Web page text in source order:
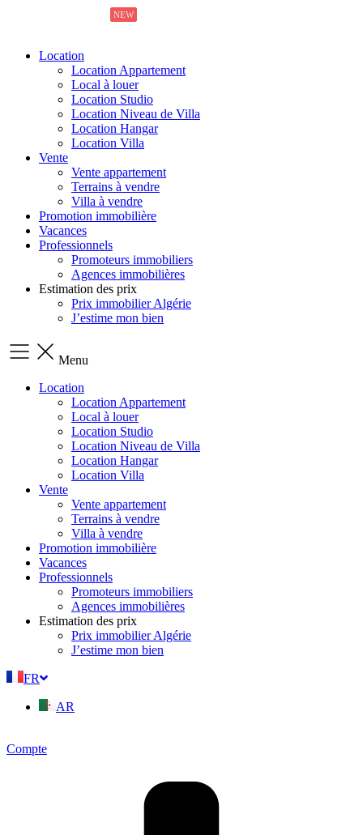
Location
Location Appartement
Local à louer
Location Studio
Location Niveau de Villa
Location Hangar
Location Villa
Vente
Vente appartement
Terrains à vendre
Villa à vendre
Promotion immobilière
Vacances
Professionnels
Promoteurs immobiliers
Agences immobilières
Estimation des prix
NEW
Prix immobilier Algérie
J’estime mon bien
Menu
Location
Location Appartement
Local à louer
Location Studio
Location Niveau de Villa
Location Hangar
Location Villa
Vente
Vente appartement
Terrains à vendre
Villa à vendre
Promotion immobilière
Vacances
Professionnels
Promoteurs immobiliers
Agences immobilières
Estimation des prix
NEW
Prix immobilier Algérie
J’estime mon bien
FR
AR
Compte